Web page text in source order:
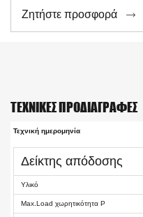
Ζητήστε προσφορά 
ΤΕΧΝΙΚΈΣ ΠΡΟΔΙΑΓΡΑΦΈΣ
Τεχνική ημερομηνία
Δείκτης απόδοσης
Υλικό
Max.Load χωρητικότητα P